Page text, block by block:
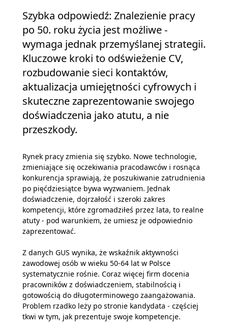
Szybka odpowiedź: Znalezienie pracy
po 50. roku życia jest możliwe -
wymaga jednak przemyślanej strategii.
Kluczowe kroki to odświeżenie CV,
rozbudowanie sieci kontaktów,
aktualizacja umiejętności cyfrowych i
skuteczne zaprezentowanie swojego
doświadczenia jako atutu, a nie
przeszkody.
Rynek pracy zmienia się szybko. Nowe technologie,
zmieniające się oczekiwania pracodawców i rosnąca
konkurencja sprawiają, że poszukiwanie zatrudnienia
po pięćdziesiątce bywa wyzwaniem. Jednak
doświadczenie, dojrzałość i szeroki zakres
kompetencji, które zgromadziłeś przez lata, to realne
atuty - pod warunkiem, że umiesz je odpowiednio
zaprezentować.
Z danych GUS wynika, że wskaźnik aktywności
zawodowej osób w wieku 50-64 lat w Polsce
systematycznie rośnie. Coraz więcej firm docenia
pracowników z doświadczeniem, stabilnością i
gotowością do długoterminowego zaangażowania.
Problem rzadko leży po stronie kandydata - częściej
tkwi w tym, jak prezentuje swoje kompetencje.